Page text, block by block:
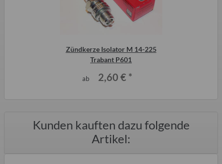
Zündkerze Isolator M 14-225
Trabant P601
ab 2,60 € *
Kunden kauften dazu folgende
Artikel: